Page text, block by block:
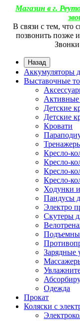
Магазин в г.
В связи с тем, что
позвонить позже
Назад
Аккумуляторы
Выставочные
Активные
Детские
Детские
Кровати
Кресло-
Кресло-
Кресло-
Кресло-
Ходунки
Пандусы
Электро
Скутеры
Зарядные
Одежда
Прокат
Коляски с